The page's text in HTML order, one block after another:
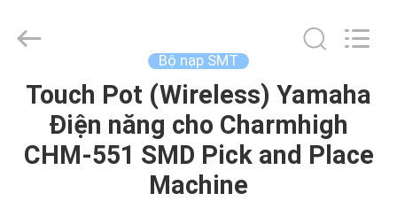
TRANG
CHỦ
2026
Bộ nạp SMT
Touch Pot (Wireless) Yamaha
Điện năng cho Charmhigh
CHM-551 SMD Pick and Place
Machine